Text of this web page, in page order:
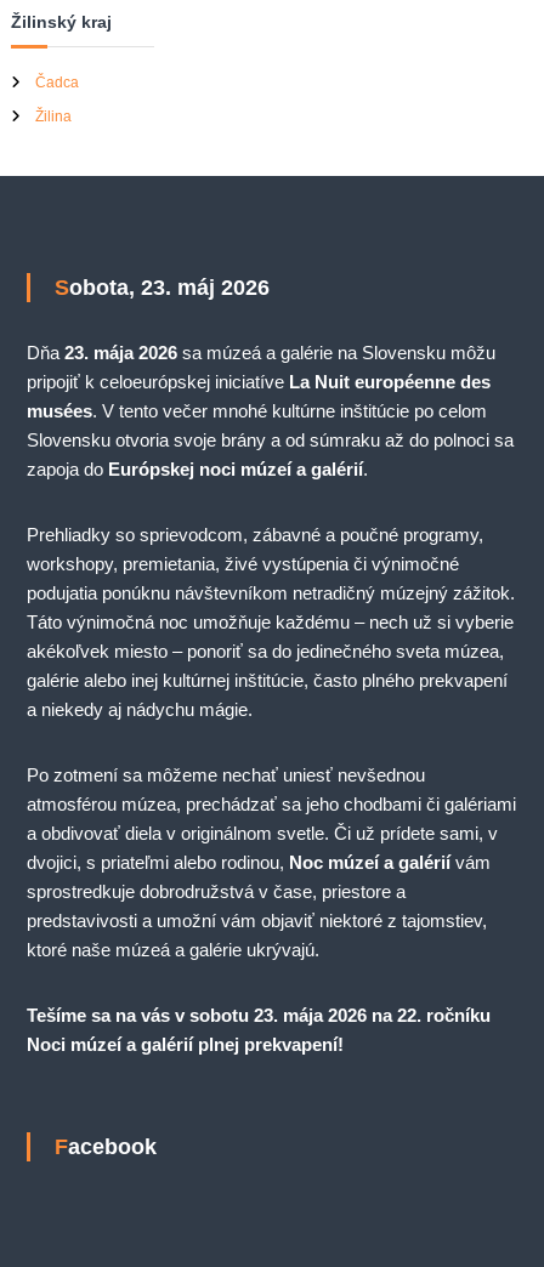
Žilinský kraj
Čadca
Žilina
Sobota, 23. máj 2026
Dňa 23. mája 2026sa múzeá a galérie na Slovensku môžu
pripojiť k celoeurópskej iniciatíve La Nuit européenne des
musées. V tento večer mnohé kultúrne inštitúcie po celom
Slovensku otvoria svoje brány a od súmraku až do polnoci sa
zapoja do Európskej noci múzeí a galérií.
Prehliadky so sprievodcom, zábavné a poučné programy,
workshopy, premietania, živé vystúpenia či výnimočné
podujatia ponúknu návštevníkom netradičný múzejný zážitok.
Táto výnimočná noc umožňuje každému – nech už si vyberie
akékoľvek miesto – ponoriť sa do jedinečného sveta múzea,
galérie alebo inej kultúrnej inštitúcie, často plného prekvapení
a niekedy aj nádychu mágie.
Po zotmení sa môžeme nechať uniesť nevšednou
atmosférou múzea, prechádzať sa jeho chodbami či galériami
a obdivovať diela v originálnom svetle. Či už prídete sami, v
dvojici, s priateľmi alebo rodinou, Noc múzeí a galériívám
sprostredkuje dobrodružstvá v čase, priestore a
predstavivosti a umožní vám objaviť niektoré z tajomstiev,
ktoré naše múzeá a galérie ukrývajú.
Tešíme sa na vás v sobotu 23. mája 2026 na 22. ročníku
Noci múzeí a galérií plnej prekvapení!
Facebook